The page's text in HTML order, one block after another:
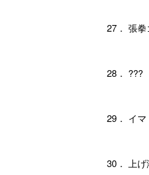
27． 張
28． ???
29． イ
30． 上